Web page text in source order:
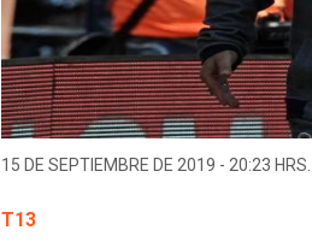
15 DE SEPTIEMBRE DE 2019 - 20:23 HRS.
T13